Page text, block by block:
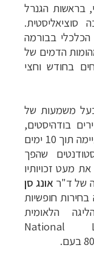
בראשות הגנרל
בבורמה
הדמים של
בחודש וחצי
בעל משמעות של
בודהיסטים,
סטודנטים ואנשי העם הפשוטים, שהסתיימה תוך 10 ימים
שהפך
מעט זכויותיו
של ד"ר אונג סן
חופשיות
הלאומית
National